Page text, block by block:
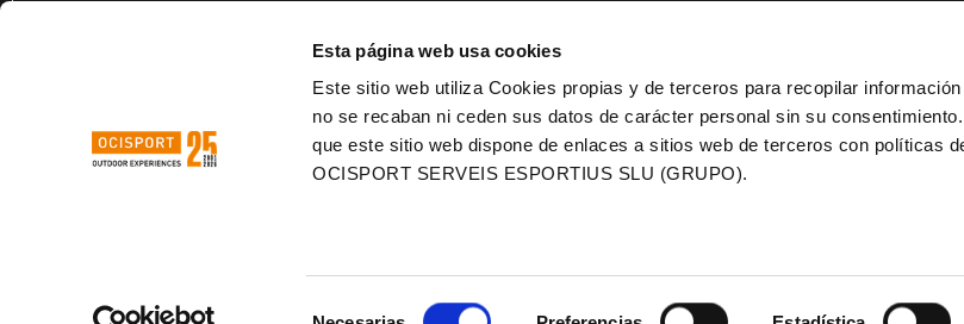
Esta página web usa cookies
Este sitio web utiliza Cookies propias y de terceros para recopilar
no se recaban ni ceden sus datos de carácter personal sin su
que este sitio web dispone de enlaces a sitios web de terceros con políticas
OCISPORT SERVEIS ESPORTIUS SLU (GRUPO).